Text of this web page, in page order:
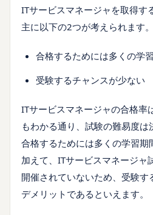
ITサービスマネージャを取得す
主に以下の2つが考えられます。
合格するためには多くの学
受験するチャンスが少ない
ITサービスマネージャの合格率
もわかる通り、試験の難易度は
合格するためには多くの学習期
加えて、ITサービスマネージャ
開催されていないため、受験す
デメリットであるといえます。